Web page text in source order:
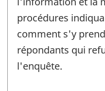
procédures
comment s'y
répondants qui
l'enquête.